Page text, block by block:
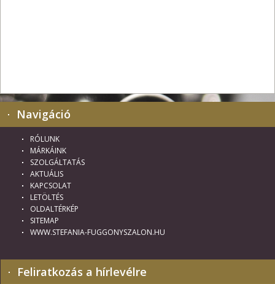
Navigáció
RÓLUNK
MÁRKÁINK
SZOLGÁLTATÁS
AKTUÁLIS
KAPCSOLAT
LETÖLTÉS
OLDALTÉRKÉP
SITEMAP
WWW.STEFANIA-FUGGONYSZALON.HU
Feliratkozás a hírlevélre